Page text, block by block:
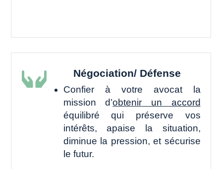
 Négociation/ Défense
Confier à votre avocat la
mission d’obtenir un accord
équilibré qui préserve vos
intérêts, apaise la situation,
diminue la pression, et sécurise
le futur.